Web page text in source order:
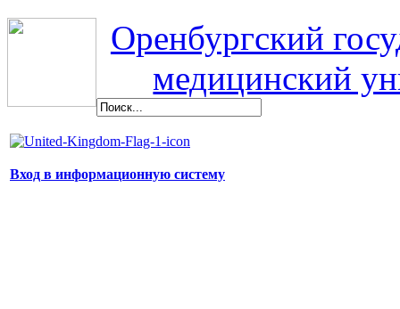
Оренбургский
медицинский
Вход в информационную систему